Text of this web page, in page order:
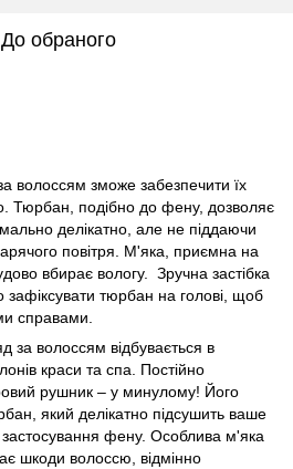
До обраного
волоссям зможе забезпечити їх
Тюрбан, подібно до фену, дозволяє
делікатно, але не піддаючи
повітря. М'яка, приємна на
вбирає вологу. Зручна застібка
зафіксувати тюрбан на голові, щоб
справами.
за волоссям відбувається в
краси та спа. Постійно
рушник – у минулому! Його
який делікатно підсушить ваше
застосування фену. Особлива м'яка
шкоди волоссю, відмінно